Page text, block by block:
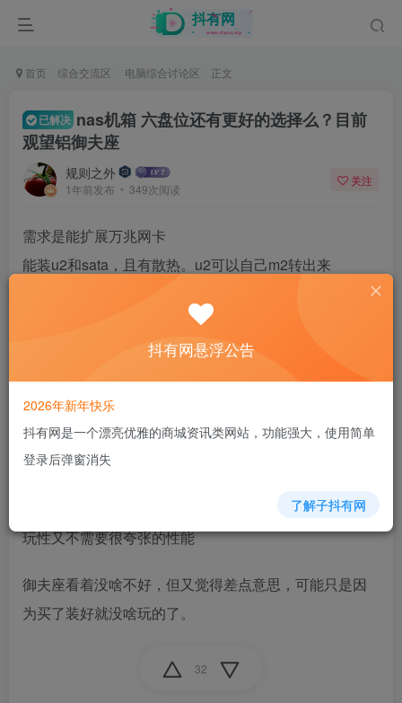
首页 综合交流区 电脑综合讨论区 正文
已解决 nas机箱 六盘位还有更好的选择么？目前
观望铝御夫座
规则之外
1年前发布 349次阅读
关注
需求是能扩展万兆网卡
能装u2和sata，且有散热。u2可以自己m2转出来
尽量体积小，八盘位看着体积都太大了，质感尽量好。
看了一圈机箱选择都太少了啊，极限体积的机箱，要么
照顾不到u2散热（就当2.5硬盘位算）比如tank
要么成品nas很少带超过2.5g的网口。
我顶多打算算玩玩docker，但不会all in one，有一定可
玩性又不需要很夸张的性能
御夫座看着没啥不好，但又觉得差点意思，可能只是因
为买了装好就没啥玩的了。
32
抖有网悬浮公告
2026年新年快乐
抖有网是一个漂亮优雅的商城资讯类网站，功能强大，使用简单
登录后弹窗消失
了解子抖有网